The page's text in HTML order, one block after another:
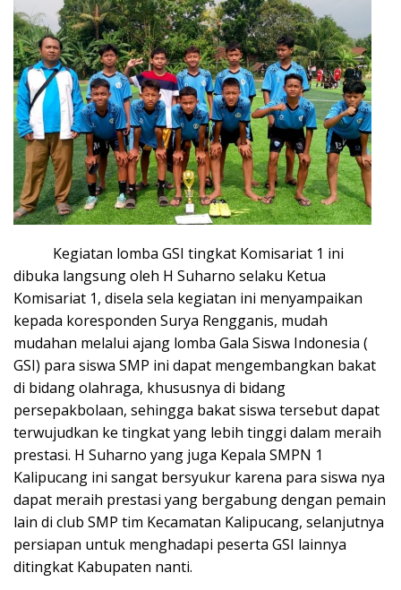
Kegiatan lomba GSI tingkat Komisariat 1 ini
dibuka langsung oleh H Suharno selaku Ketua
Komisariat 1, disela sela kegiatan ini menyampaikan
kepada koresponden Surya Rengganis, mudah
mudahan melalui ajang lomba Gala Siswa Indonesia (
GSI) para siswa SMP ini dapat mengembangkan bakat
di bidang olahraga, khususnya di bidang
persepakbolaan, sehingga bakat siswa tersebut dapat
terwujudkan ke tingkat yang lebih tinggi dalam meraih
prestasi. H Suharno yang juga Kepala SMPN 1
Kalipucang ini sangat bersyukur karena para siswa nya
dapat meraih prestasi yang bergabung dengan pemain
lain di club SMP tim Kecamatan Kalipucang, selanjutnya
persiapan untuk menghadapi peserta GSI lainnya
ditingkat Kabupaten nanti.